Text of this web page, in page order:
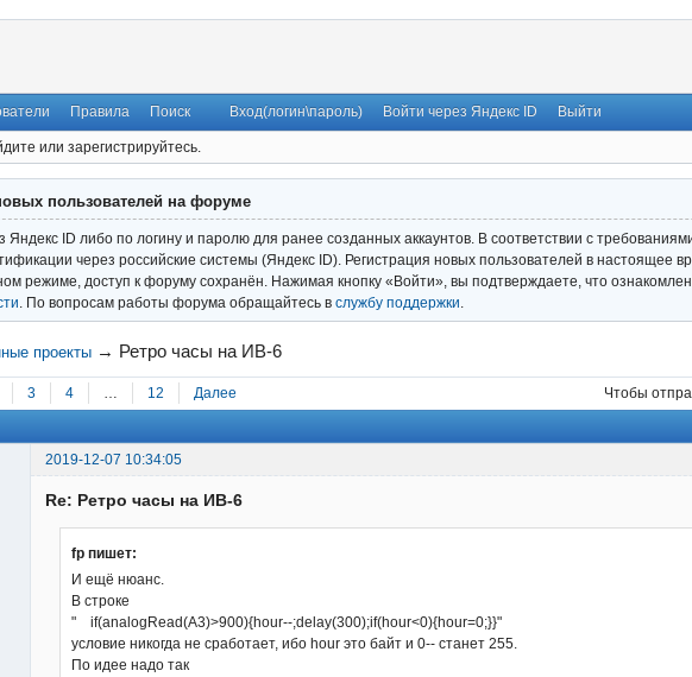
Правила Поиск Вход(логин\пароль) Войти через Яндекс ID Выйти
или зарегистрируйтесь.
пользователей на форуме
Яндекс ID либо по логину и паролю для ранее созданных аккаунтов. В соответствии с
через российские системы (Яндекс ID). Регистрация новых пользователей в настоящее
режиме, доступ к форуму сохранён. Нажимая кнопку «Войти», вы подтверждаете, что
. По вопросам работы форума обращайтесь в службу поддержки
проекты → Ретро часы на ИВ-6
3 4 … 12 Далее
Чтобы
2019-12-07 10:34:05
Re: Ретро часы на ИВ-6
fp пишет:
И ещё нюанс.
В строке
" if(analogRead(A3)>900){hour--;delay(300);if(hour<0){hour=0;}}"
условие никогда не сработает, ибо hour это байт и 0-- станет 255.
По идее надо так